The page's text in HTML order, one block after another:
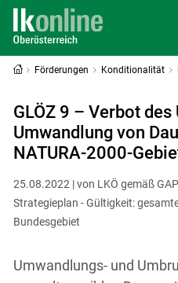
Förderungen Konditionalität
GLÖZ 9 – Verbot
Umwandlung von
NATURA-2000-
25.08.2022 | von LKÖ gemäß
Strategieplan - Gültigkeit:
Bundesgebiet
Umwandlungs- und